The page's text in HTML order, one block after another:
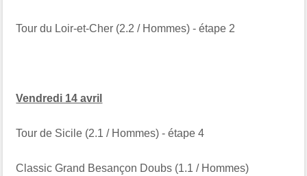
Tour du Loir-et-Cher (2.2 / Hommes) - étape 2
Vendredi 14 avril
Tour de Sicile (2.1 / Hommes) - étape 4
Classic Grand Besançon Doubs (1.1 / Hommes)